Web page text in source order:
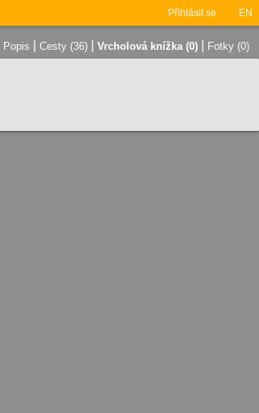
Přihlásit se EN
Popis Cesty (36) Vrcholová knížka (0) Fotky (0)